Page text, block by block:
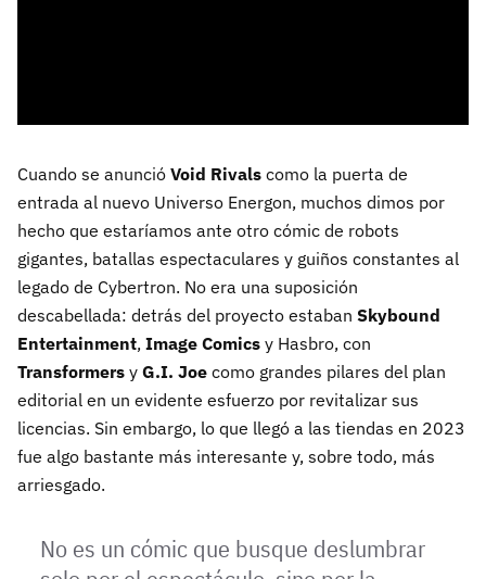
Cuando se anunció Void Rivals como la puerta de
entrada al nuevo Universo Energon, muchos dimos por
hecho que estaríamos ante otro cómic de robots
gigantes, batallas espectaculares y guiños constantes al
legado de Cybertron. No era una suposición
descabellada: detrás del proyecto estaban Skybound
Entertainment, Image Comics y Hasbro, con
Transformers y G.I. Joe como grandes pilares del plan
editorial en un evidente esfuerzo por revitalizar sus
licencias. Sin embargo, lo que llegó a las tiendas en 2023
fue algo bastante más interesante y, sobre todo, más
arriesgado.
No es un cómic que busque deslumbrar